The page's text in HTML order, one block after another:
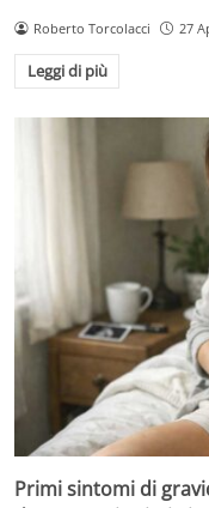
Roberto Torcolacci 27
Leggi di più
Primi sintomi di